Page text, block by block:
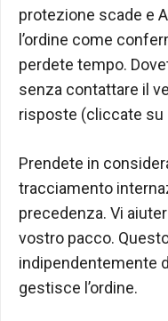
protezione scade e
l’ordine come
perdete tempo.
senza contattare il
risposte (cliccate su
Prendete in
tracciamento
precedenza. Vi
vostro pacco.
indipendentemente
gestisce l’ordine.